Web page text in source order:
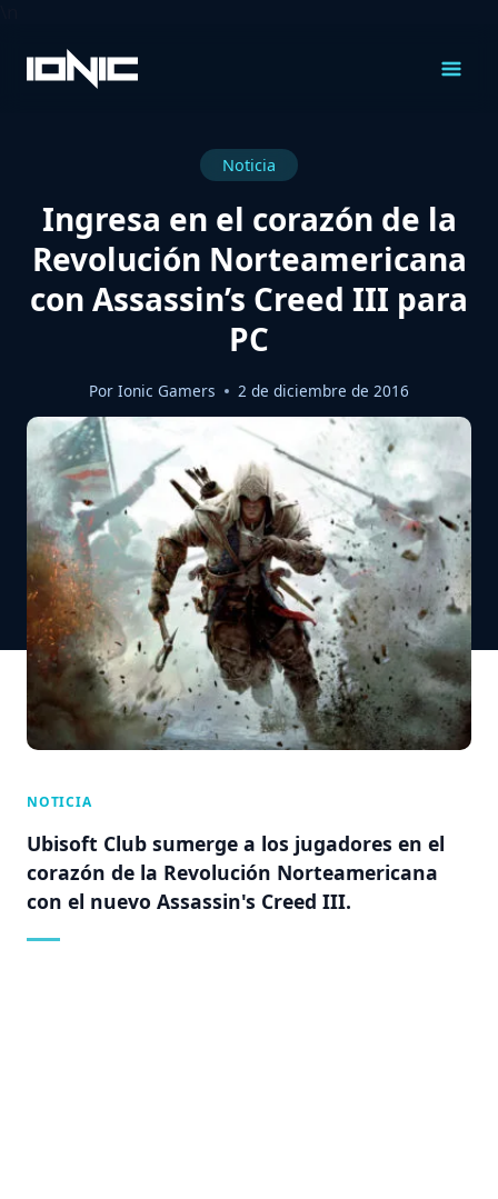
Contenido
Noticia
Ingresa en el corazón de la
Revolución Norteamericana
con Assassin’s Creed III para
PC
Por Ionic Gamers 2 de diciembre de 2016
NOTICIA
Ubisoft Club sumerge a los jugadores en el
corazón de la Revolución Norteamericana
con el nuevo Assassin's Creed III.